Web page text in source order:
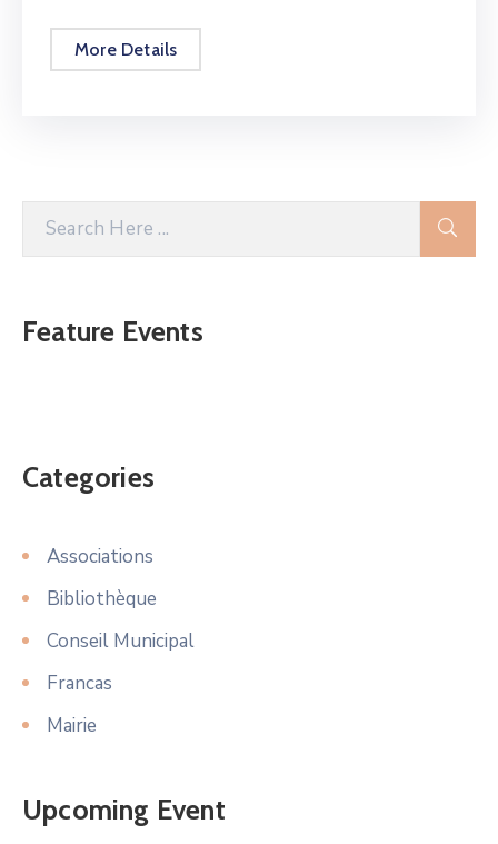
More Details
Feature Events
Categories
Associations
Bibliothèque
Conseil Municipal
Francas
Mairie
Upcoming Event